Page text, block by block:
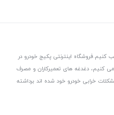
کنیم.فروشگاه اینترنتی پکیج خودرو در
کنیم، دغدغه های تعمیرکاران و مصرف
خرابی خودرو خود شده اند برداشته